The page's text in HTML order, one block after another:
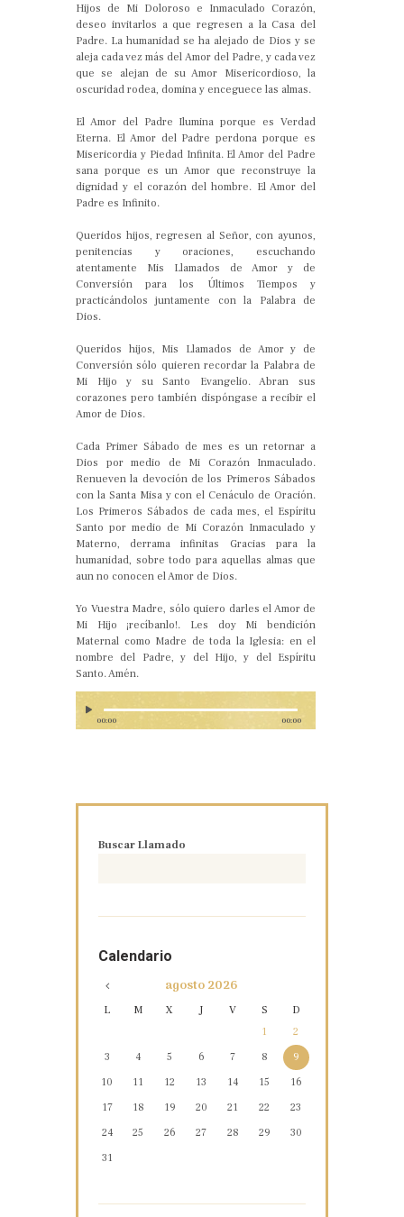
Hijos de Mi Doloroso e Inmaculado Corazón,
deseo invitarlos a que regresen a la Casa del
Padre. La humanidad se ha alejado de Dios y se
aleja cada vez más del Amor del Padre, y cada vez
que se alejan de su Amor Misericordioso, la
oscuridad rodea, domina y enceguece las almas.
El Amor del Padre Ilumina porque es Verdad
Eterna. El Amor del Padre perdona porque es
Misericordia y Piedad Infinita. El Amor del Padre
sana porque es un Amor que reconstruye la
dignidad y el corazón del hombre. El Amor del
Padre es Infinito.
Queridos hijos, regresen al Señor, con ayunos,
penitencias y oraciones, escuchando
atentamente Mis Llamados de Amor y de
Conversión para los Últimos Tiempos y
practicándolos juntamente con la Palabra de
Dios.
Queridos hijos, Mis Llamados de Amor y de
Conversión sólo quieren recordar la Palabra de
Mi Hijo y su Santo Evangelio. Abran sus
corazones pero también dispóngase a recibir el
Amor de Dios.
Cada Primer Sábado de mes es un retornar a
Dios por medio de Mi Corazón Inmaculado.
Renueven la devoción de los Primeros Sábados
con la Santa Misa y con el Cenáculo de Oración.
Los Primeros Sábados de cada mes, el Espíritu
Santo por medio de Mi Corazón Inmaculado y
Materno, derrama infinitas Gracias para la
humanidad, sobre todo para aquellas almas que
aun no conocen el Amor de Dios.
Yo Vuestra Madre, sólo quiero darles el Amor de
Mi Hijo ¡recíbanlo!. Les doy Mi bendición
Maternal como Madre de toda la Iglesia: en el
nombre del Padre, y del Hijo, y del Espíritu
Santo. Amén.
00:00 00:00
Buscar Llamado
Calendario
agosto2026
L M X J V S
D
1
2
3
4 5 6 7 8
9
10
11 12 13 14 15
16
17
18 19 20 21 22
23
24
25 26 27 28 29
30
31